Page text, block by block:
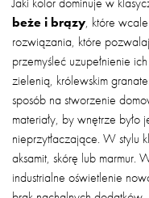
beże i brązy, które
rozwiązania, które
przemyśleć uzupełnienie
zielenią, królewskim
sposób na stworzenie
materiały, by wnętrze
nieprzytłaczające. W stylu
aksamit, skórę lub marmur.
industrialne oświetlenie